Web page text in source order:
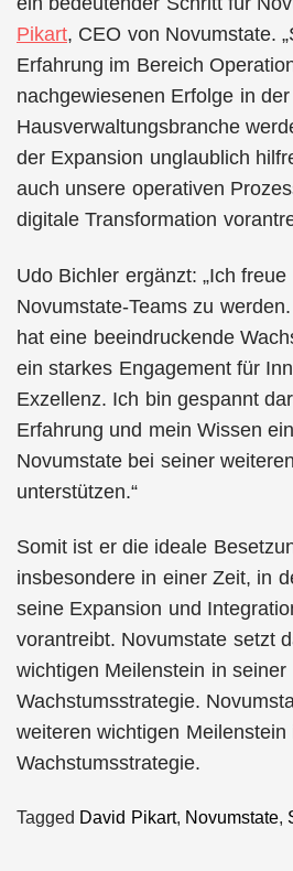
Pikart, CEO von Novumstate.
Erfahrung im Bereich
nachgewiesenen Erfolge in der
Hausverwaltungsbranche
der Expansion unglaublich
auch unsere operativen
digitale Transformation
Udo Bichler ergänzt: „Ich
Novumstate-Teams zu
hat eine beeindruckende
ein starkes Engagement für
Exzellenz. Ich bin gespannt
Erfahrung und mein Wissen
Novumstate bei seiner
unterstützen.“
Somit ist er die ideale
insbesondere in einer Zeit, in
seine Expansion und
vorantreibt. Novumstate setzt
wichtigen Meilenstein in seiner
Wachstumsstrategie.
weiteren wichtigen Meilenstein
Wachstumsstrategie.
Tagged David Pikart, Novumstate,